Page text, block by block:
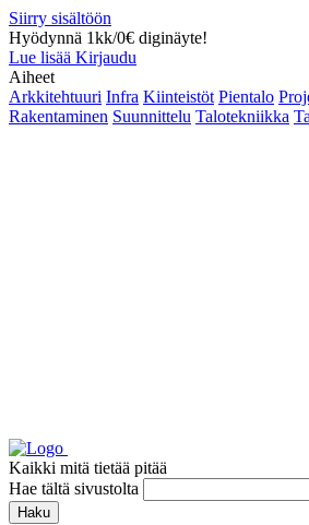
Siirry sisältöön
Hyödynnä 1kk/0€ diginäyte!
Lue lisää Kirjaudu
Aiheet
Arkkitehtuuri Infra Kiinteistöt Pientalo
Rakentaminen Suunnittelu Talotekniikka
Kaikki mitä tietää pitää
Hae tältä sivustolta
Haku